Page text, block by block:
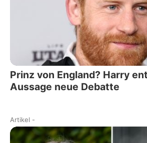
Prinz von England? Harry
Aussage neue Debatte
Artikel -